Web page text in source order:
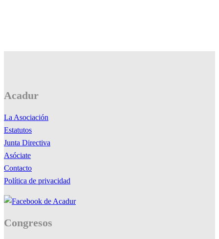
Acadur
La Asociación
Estatutos
Junta Directiva
Asóciate
Contacto
Política de privacidad
Congresos